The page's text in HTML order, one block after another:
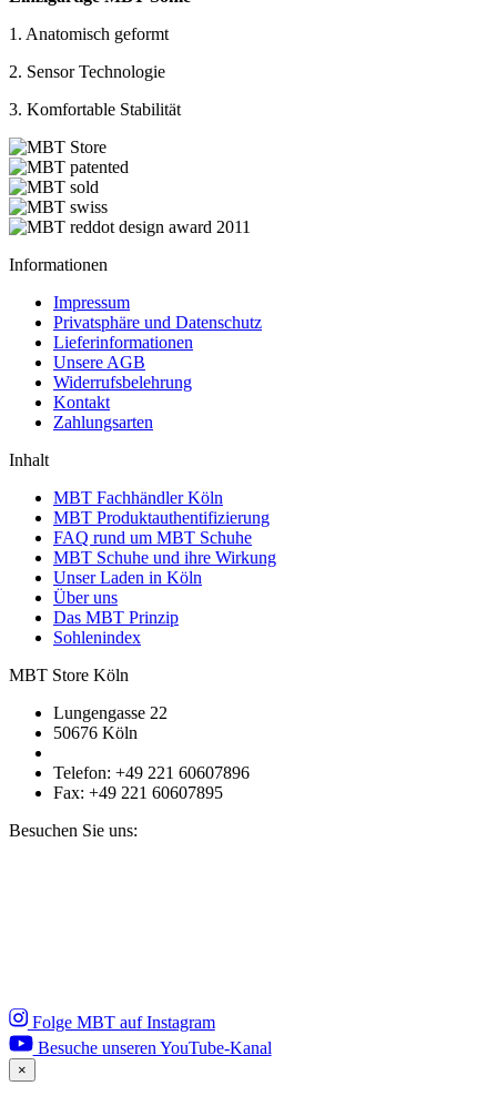
1. Anatomisch geformt
2. Sensor Technologie
3. Komfortable Stabilität
Informationen
Impressum
Privatsphäre und Datenschutz
Lieferinformationen
Unsere AGB
Widerrufsbelehrung
Kontakt
Zahlungsarten
Inhalt
MBT Fachhändler Köln
MBT Produktauthentifizierung
FAQ rund um MBT Schuhe
MBT Schuhe und ihre Wirkung
Unser Laden in Köln
Über uns
Das MBT Prinzip
Sohlenindex
MBT Store Köln
Lungengasse 22
50676 Köln
Telefon: +49 221 60607896
Fax: +49 221 60607895
Besuchen Sie uns:
Folge MBT auf Instagram
Besuche unseren YouTube-Kanal
×
Close